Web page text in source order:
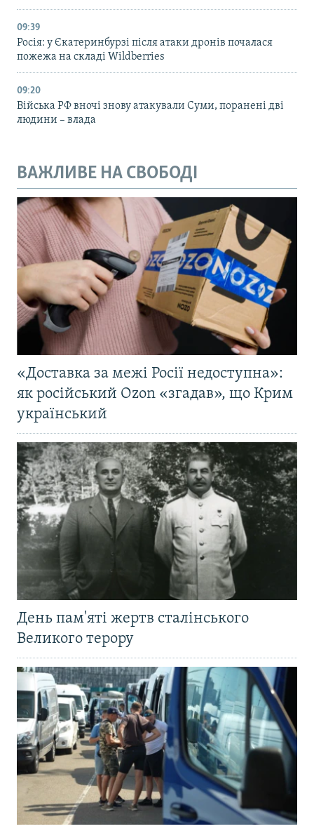
09:39
Росія: у Єкатеринбурзі після атаки дронів почалася
пожежа на складі Wildberries
09:20
Війська РФ вночі знову атакували Суми, поранені дві
людини – влада
ВАЖЛИВЕ НА СВОБОДІ
«Доставка за межі Росії недоступна»:
як російський Ozon «згадав», що Крим
український
День пам'яті жертв сталінського
Великого терору